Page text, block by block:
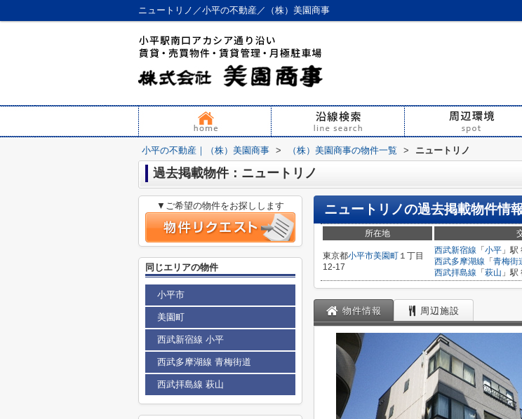
ニュートリノ／小平の不動産／（株）美園商事
小平の不動産｜（株）美園商事 > （株）美園商事の物件一覧 > ニュートリノ
過去掲載物件：ニュートリノ
ニュートリノの過去掲載物件情
所在地
東京都小平市美園町 １丁目
12-17
西武新宿線 「 小平 」駅
西武多摩湖線 「 青梅街
西武拝島線 「 萩山 」
物件情報 周辺施設
▼ご希望の物件をお探しします
同じエリアの物件
小平市
美園町
西武新宿線 小平
西武多摩湖線 青梅街道
西武拝島線 萩山